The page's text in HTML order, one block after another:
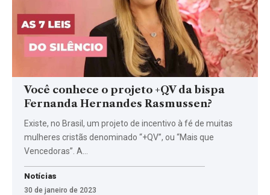
Você conhece o projeto +QV da bispa
Fernanda Hernandes Rasmussen?
Existe, no Brasil, um projeto de incentivo à fé de muitas
mulheres cristãs denominado “+QV”, ou “Mais que
Vencedoras”. A…
Notícias
30 de janeiro de 2023